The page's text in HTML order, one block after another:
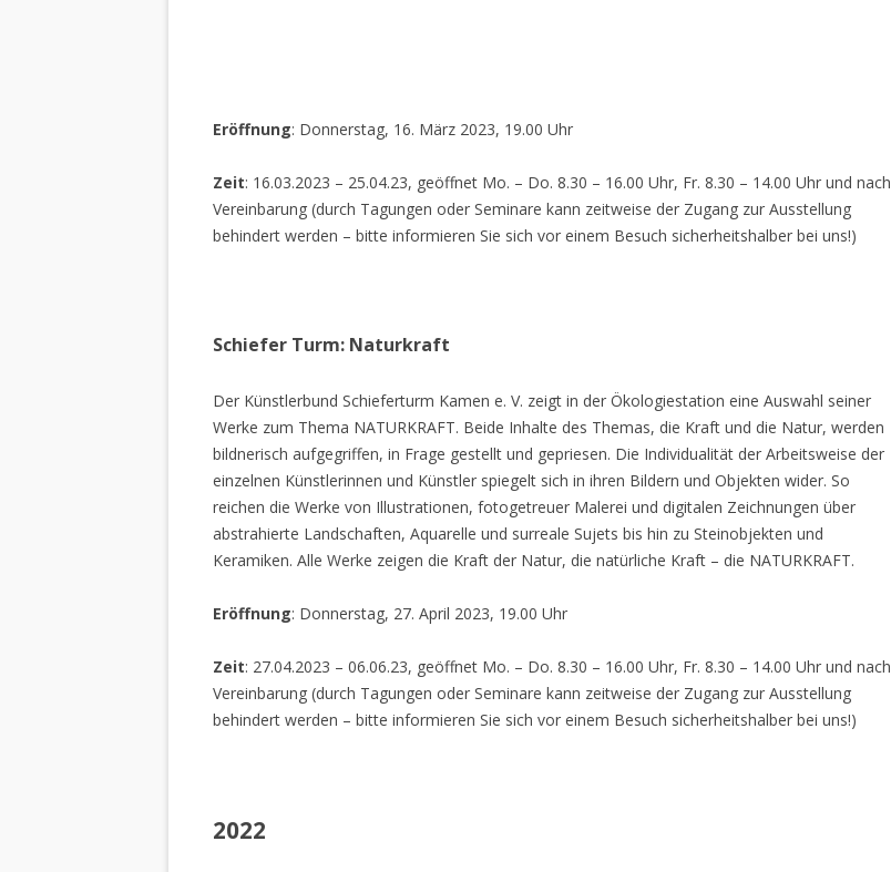
Eröffnung: Donnerstag, 16. März 2023, 19.00 Uhr
Zeit: 16.03.2023 – 25.04.23, geöffnet Mo. – Do. 8.30 – 16.00 Uhr, Fr. 8.30 – 14.00 Uhr und nach
Vereinbarung (durch Tagungen oder Seminare kann zeitweise der Zugang zur Ausstellung
behindert werden – bitte informieren Sie sich vor einem Besuch sicherheitshalber bei uns!)
Schiefer Turm: Naturkraft
Der Künstlerbund Schieferturm Kamen e. V. zeigt in der Ökologiestation eine Auswahl seiner
Werke zum Thema NATURKRAFT. Beide Inhalte des Themas, die Kraft und die Natur, werden
bildnerisch aufgegriffen, in Frage gestellt und gepriesen. Die Individualität der Arbeitsweise der
einzelnen Künstlerinnen und Künstler spiegelt sich in ihren Bildern und Objekten wider. So
reichen die Werke von Illustrationen, fotogetreuer Malerei und digitalen Zeichnungen über
abstrahierte Landschaften, Aquarelle und surreale Sujets bis hin zu Steinobjekten und
Keramiken. Alle Werke zeigen die Kraft der Natur, die natürliche Kraft – die NATURKRAFT.
Eröffnung: Donnerstag, 27. April 2023, 19.00 Uhr
Zeit: 27.04.2023 – 06.06.23, geöffnet Mo. – Do. 8.30 – 16.00 Uhr, Fr. 8.30 – 14.00 Uhr und nach
Vereinbarung (durch Tagungen oder Seminare kann zeitweise der Zugang zur Ausstellung
behindert werden – bitte informieren Sie sich vor einem Besuch sicherheitshalber bei uns!)
2022